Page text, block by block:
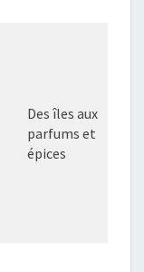
Des îles aux
parfums et
épices